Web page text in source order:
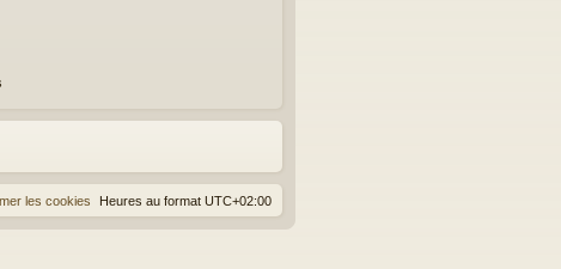
Heures au format UTC+02:00
les cookies